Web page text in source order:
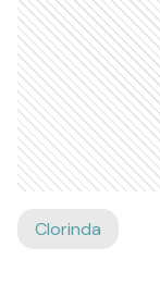
Clorinda